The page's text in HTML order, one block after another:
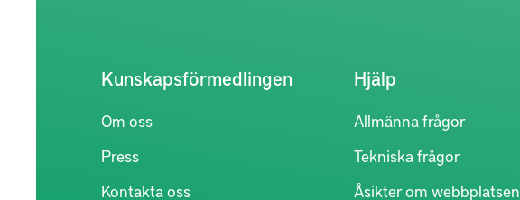
Kunskapsförmedlingen
Om oss
Press
Kontakta oss
Hjälp
Allmänna frågor
Tekniska frågor
Åsikter om webbplatsen